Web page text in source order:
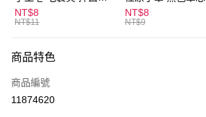
全家取貨付款
每筆NT$60，滿NT$599(含以上)免運費
付款後全家取貨
蟎 清潔護膚 去油去痘
寵物皮膚病 狗狗貓咪
NT$8
NT$11
S304
NT$8
NT$9
商品特色
商品編號
11874620